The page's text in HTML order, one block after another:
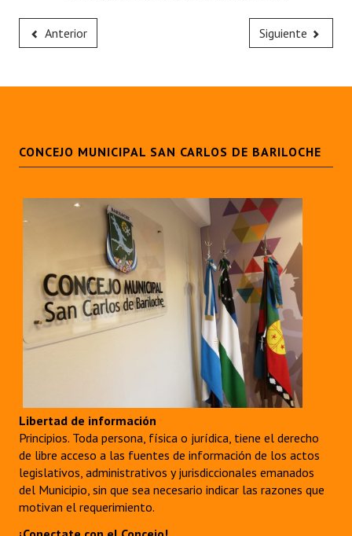
Audiencias Públicas - Registro
Banca del Vecino - Registro
Huéspedes de Honor - Registro
Antiguos Pobladores - Registro
Reconocimientos - Registro
Bariloche, Municipio intercultural
Entrega de distinciones
REFORMA DE LA CARTA ORGÁNICA
Anterior Siguiente
CONCEJO MUNICIPAL SAN CARLOS DE BARILOCHE
Libertad de información
Principios. Toda persona, física o jurídica, tiene el derecho
de libre acceso a las fuentes de información de los actos
legislativos, administrativos y jurisdiccionales emanados
del Municipio, sin que sea necesario indicar las razones que
motivan el requerimiento.